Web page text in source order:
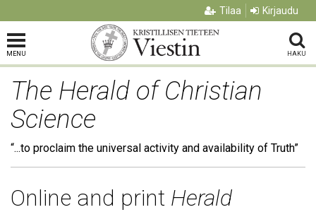
Tilaa Kirjaudu
MENU HAKU
The Herald of Christian
Science
“...to proclaim the universal activity and availability of Truth”
Online and print Herald